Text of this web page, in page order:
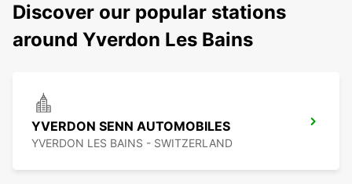
Discover our popular stations
around Yverdon Les Bains
YVERDON SENN AUTOMOBILES
YVERDON LES BAINS - SWITZERLAND